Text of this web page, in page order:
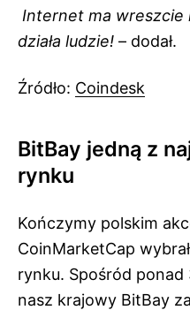
Internet ma wreszcie
działa ludzie! – dodał.
Źródło: Coindesk
BitBay jedną z
rynku
Kończymy polskim
CoinMarketCap
rynku. Spośród
nasz krajowy BitBay